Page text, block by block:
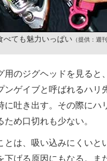
べても魅力いっぱい （提供：週
のジグヘッドを見ると
ゲイブと呼ばれるハ
吐き出す。その際に
め口切れも少ない。
とは、吸い込みにくい
げる原因にもなる。ま